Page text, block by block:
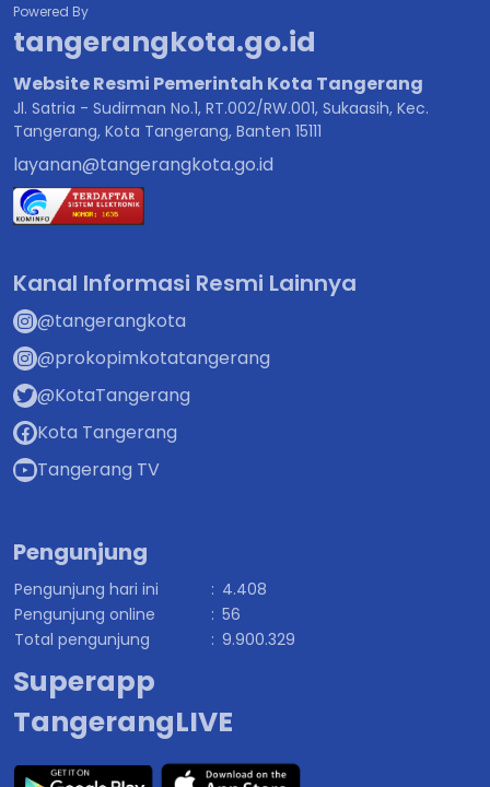
Powered By
tangerangkota.go.id
Website Resmi Pemerintah Kota Tangerang
Jl. Satria - Sudirman No.1, RT.002/RW.001, Sukaasih, Kec.
Tangerang, Kota Tangerang, Banten 15111
layanan@tangerangkota.go.id
Kanal Informasi Resmi Lainnya
@tangerangkota
@prokopimkotatangerang
@KotaTangerang
Kota Tangerang
Tangerang TV
Pengunjung
Pengunjung hari ini : 4.408
Pengunjung online
: 56
Total pengunjung
: 9.900.329
Superapp
TangerangLIVE